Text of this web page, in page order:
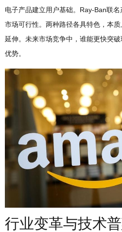
电子产品建立用户基础。Ray-Ban联
市场可行性。两种路径各具特色，本
延伸。未来市场竞争中，谁能更快突
优势。
行业变革与技术